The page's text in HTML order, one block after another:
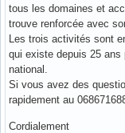
tous les domaines et
trouve renforcée avec
Les trois activités sont
qui existe depuis 25 ans
national.
Si vous avez des
rapidement au
Cordialement